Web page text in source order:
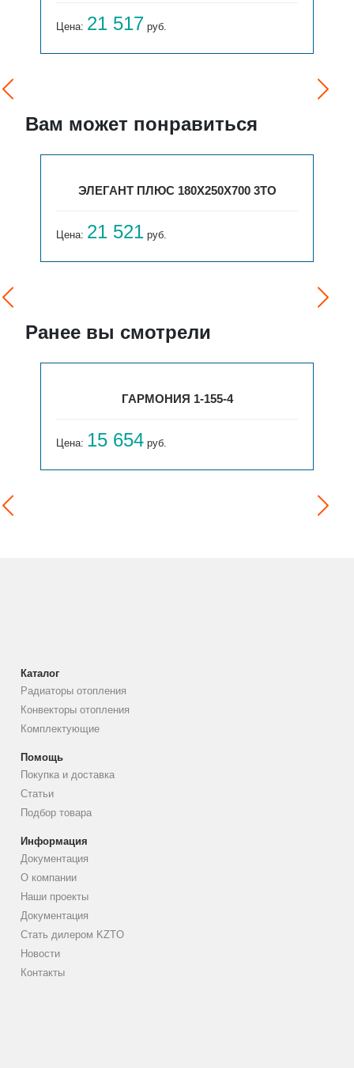
Цена: 21 517 руб.
Вам может понравиться
ЭЛЕГАНТ ПЛЮС 180X250X700 3ТО
Цена: 21 521 руб.
Ранее вы смотрели
ГАРМОНИЯ 1-155-4
Цена: 15 654 руб.
Каталог
Радиаторы отопления
Конвекторы отопления
Комплектующие
Помощь
Покупка и доставка
Статьи
Подбор товара
Информация
Документация
О компании
Наши проекты
Документация
Стать дилером KZTO
Новости
Контакты